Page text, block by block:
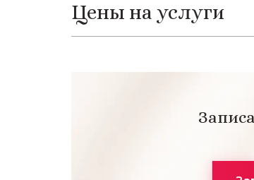
Цены на услуги